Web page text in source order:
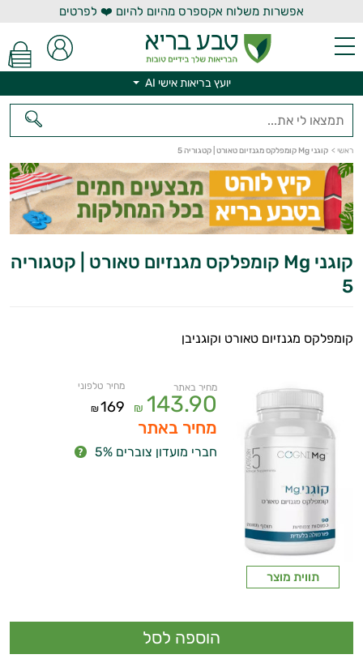
אפשרות משלוח אקספרס מהיום להיום ❤️ לפרטים
יועץ בריאות אישי AI
ראשי > קוגני Mg קומפלקס מגנזיום טאורט | קטגוריה 5
קוגני Mg קומפלקס מגנזיום טאורט | קטגוריה
5
קומפלקס מגנזיום טאורט וקוגניבן
תווית מוצר
מחיר באתר
143.90
₪
מחיר טלפוני
169
₪
מחיר באתר
חברי מועדון צוברים 5%
יועץ בריאות אישי AI